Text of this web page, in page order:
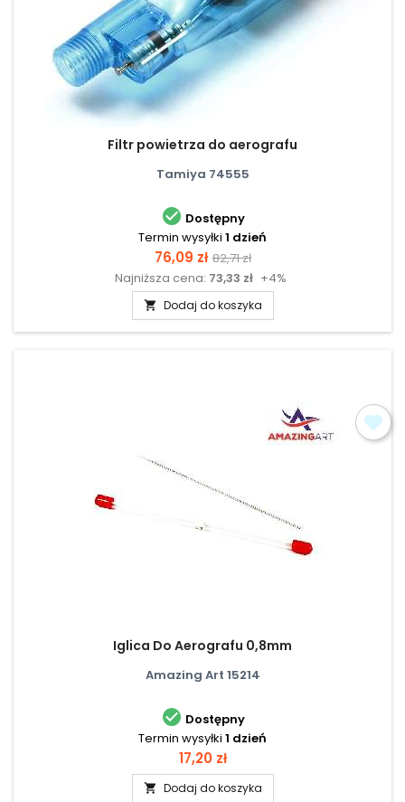
Filtr powietrza do aerografu
Tamiya 74555
 Dostępny
Termin wysyłki 1 dzień
Cena
76,09 zł Cena
podstawowa
82,71 zł
Najniższa cena: 73,33 zł +4%
 Dodaj do koszyka
Iglica Do Aerografu 0,8mm
Amazing Art 15214
 Dostępny
Termin wysyłki 1 dzień
Cena
17,20 zł
 Dodaj do koszyka